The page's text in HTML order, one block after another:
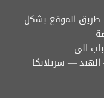
طريق الموقع بشكل
الي
— سريلانكا